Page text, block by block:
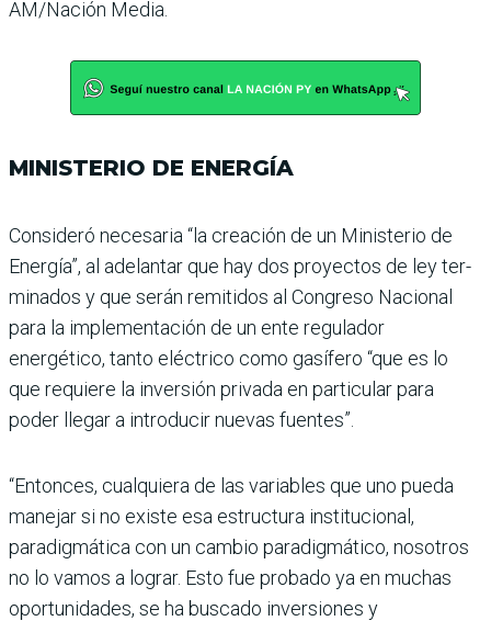
AM/Nación Media.
MINISTERIO DE ENERGÍA
Consideró necesaria “la crea­ción de un Ministerio de
Energía”, al adelantar que hay dos proyectos de ley ter­
minados y que serán remi­tidos al Congreso Nacional
para la implementación de un ente regulador
energético, tanto eléctrico como gasí­fero “que es lo
que requiere la inversión privada en par­ticular para
poder llegar a introducir nuevas fuentes”.
“Entonces, cualquiera de las variables que uno pueda
manejar si no existe esa estructura institucional,
paradigmática con un cambio paradigmático, nosotros
no lo vamos a lograr. Esto fue pro­bado ya en muchas
oportuni­dades, se ha buscado inver­siones y